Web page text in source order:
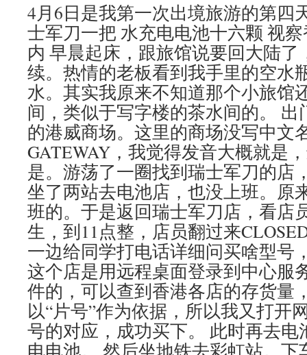
4月6日是我第一次出境旅游的第四
士军刀一把 水充电电池十六颗 视
内 早晨起床，跟旅馆说要回大陆
续。热情的老板看到我手里的空水
水。其实我原来不知道那个小旅馆
间，类似于写字楼的茶水间的。
的港威商场。这里的商场没写中文
GATEWAY，我觉得发音大概就是
是。游荡了一圈找到瑞士军刀的店
坐了两站去电池店，也没上班。原
班的。于是返回瑞士军刀店，看店
生，到11点整，店员翻过来
一边给同学打电话详细问买啥型号
这个店是用远程桌面登录到中心服
件的，可以查到香港各店的存货量
以“片号”作为依据，所以我又打开
号的对应，成功买下。 此时再去
电电池。 然后坐地铁去彩虹站。